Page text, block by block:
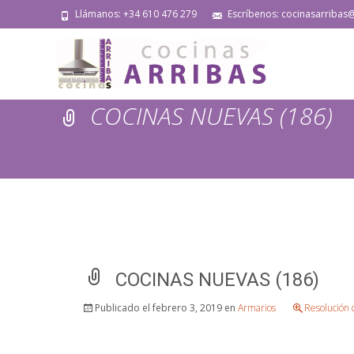
Llámanos: +34 610 476 279 Escríbenos:
COCINAS NUEVAS (186)
COCINAS NUEVAS (186)
Publicado el febrero 3, 2019 en Armarios